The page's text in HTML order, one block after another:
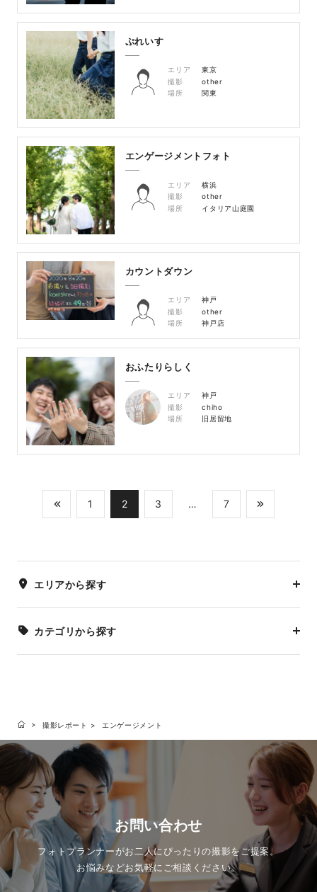
ぷれいす
エリア
東京
撮影
other
場所
関東
エンゲージメントフォト
エリア
横浜
撮影
other
場所
イタリア山庭園
カウントダウン
エリア
神戸
撮影
other
場所
神戸店
おふたりらしく
エリア
神戸
撮影
chiho
場所
旧居留地
1 2 3 … 7
エリアから探す
カテゴリから探す
撮影レポート エンゲージメント
お問い合わせ
フォトプランナーがお二人にぴったりの撮影をご提案。
お悩みなどお気軽にご相談ください。